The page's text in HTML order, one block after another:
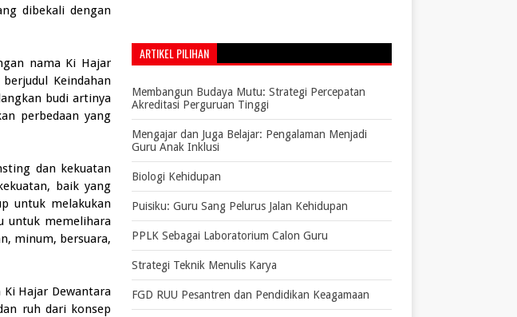
dibekali dengan
nama Ki Hajar
Keindahan
budi artinya
perbedaan yang
dan kekuatan
baik yang
untuk melakukan
untuk memelihara
minum, bersuara,
Hajar Dewantara
ruh dari konsep
ARTIKEL PILIHAN
Membangun Budaya Mutu: Strategi Percepatan
Akreditasi Perguruan Tinggi
Mengajar dan Juga Belajar: Pengalaman Menjadi
Guru Anak Inklusi
Biologi Kehidupan
Puisiku: Guru Sang Pelurus Jalan Kehidupan
PPLK Sebagai Laboratorium Calon Guru
Strategi Teknik Menulis Karya
FGD RUU Pesantren dan Pendidikan Keagamaan